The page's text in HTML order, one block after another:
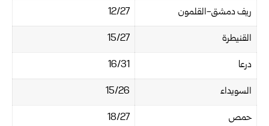
ريف دمشق-القلمون
12/27
القنيطرة
15/27
درعا
16/31
السويداء
15/26
حمص
18/27